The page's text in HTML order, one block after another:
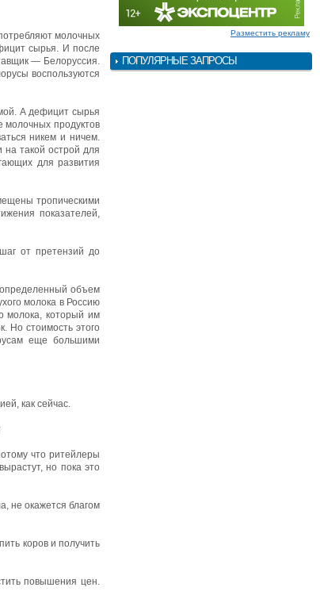
молочных
сырья. И после
— Белоруссия.
воспользуются
А дефицит сырья
молочных продуктов
никем и ничем.
на такой острой для
для развития
тропическими
показателей,
от претензий до
определенный объем
молока в Россию
молока, который им
Но стоимость этого
еще большими
как сейчас.
что ритейлеры
но пока это
не окажется благом
коров и получить
повышения цен.
Разместить рекламу
ПОПУЛЯРНЫЕ ЗАПРОСЫ